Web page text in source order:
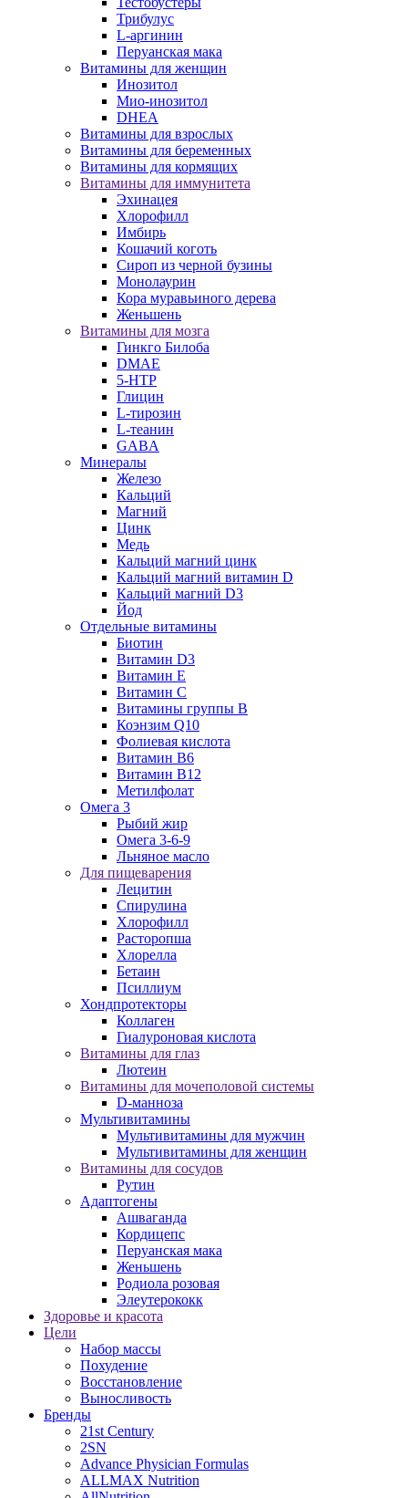
Трибулус
L-аргинин
Перуанская мака
Витамины для женщин
Инозитол
Мио-инозитол
DHEA
Витамины для взрослых
Витамины для беременных
Витамины для кормящих
Витамины для иммунитета
Эхинацея
Хлорофилл
Имбирь
Кошачий коготь
Сироп из черной бузины
Монолаурин
Кора муравьиного дерева
Женьшень
Витамины для мозга
Гинкго Билоба
DMAE
5-HTP
Глицин
L-тирозин
L-теанин
GABA
Минералы
Железо
Кальций
Магний
Цинк
Медь
Кальций магний цинк
Кальций магний витамин D
Кальций магний D3
Йод
Отдельные витамины
Биотин
Витамин D3
Витамин E
Витамин C
Витамины группы B
Коэнзим Q10
Фолиевая кислота
Витамин B6
Витамин B12
Метилфолат
Омега 3
Рыбий жир
Омега 3-6-9
Льняное масло
Для пищеварения
Лецитин
Спирулина
Хлорофилл
Расторопша
Хлорелла
Бетаин
Псиллиум
Хондпротекторы
Коллаген
Гиалуроновая кислота
Витамины для глаз
Лютеин
Витамины для мочеполовой системы
D-манноза
Мультивитамины
Мультивитамины для мужчин
Мультивитамины для женщин
Витамины для сосудов
Рутин
Адаптогены
Ашваганда
Кордицепс
Перуанская мака
Женьшень
Родиола розовая
Элеутерококк
Здоровье и красота
Цели
Набор массы
Похудение
Восстановление
Выносливость
Бренды
21st Century
2SN
Advance Physician Formulas
ALLMAX Nutrition